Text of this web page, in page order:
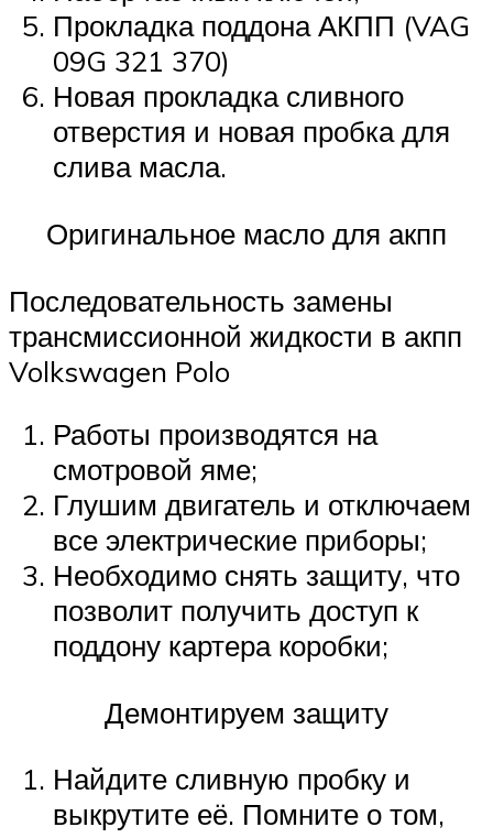
Прокладка поддона АКПП (VAG
09G 321 370)
Новая прокладка сливного
отверстия и новая пробка для
слива масла.
Оригинальное масло для акпп
Последовательность замены
трансмиссионной жидкости в акпп
Volkswagen Polo
Работы производятся на
смотровой яме;
Глушим двигатель и отключаем
все электрические приборы;
Необходимо снять защиту, что
позволит получить доступ к
поддону картера коробки;
Демонтируем защиту
Найдите сливную пробку и
выкрутите её. Помните о том,